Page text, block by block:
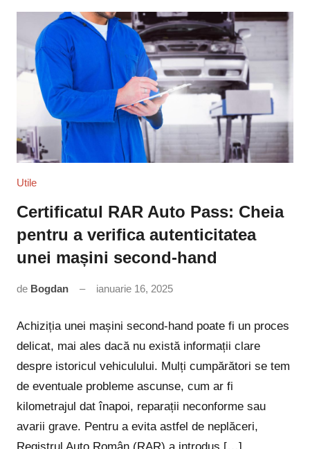
Utile
Certificatul RAR Auto Pass: Cheia
pentru a verifica autenticitatea
unei mașini second-hand
de Bogdan ianuarie 16, 2025
Achiziția unei mașini second-hand poate fi un proces
delicat, mai ales dacă nu există informații clare
despre istoricul vehiculului. Mulți cumpărători se tem
de eventuale probleme ascunse, cum ar fi
kilometrajul dat înapoi, reparații neconforme sau
avarii grave. Pentru a evita astfel de neplăceri,
Registrul Auto Român (RAR) a introdus […]